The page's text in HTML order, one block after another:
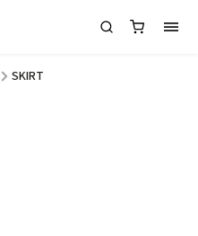
/ SKIRT